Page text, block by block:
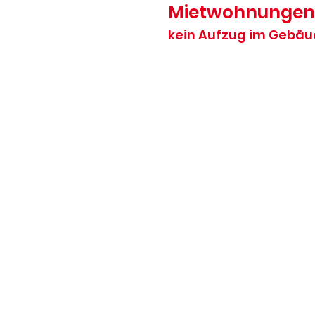
Mietwohnungen
kein Aufzug im